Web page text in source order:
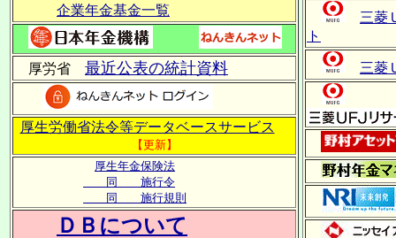
企業年金基金一覧
厚労省 最近公表の統計資料
厚生労働省法令等データベースサービス
【更新】
厚生年金保険法
同 施行令
同 施行規則
ＤＢについて
三菱
ト
三菱